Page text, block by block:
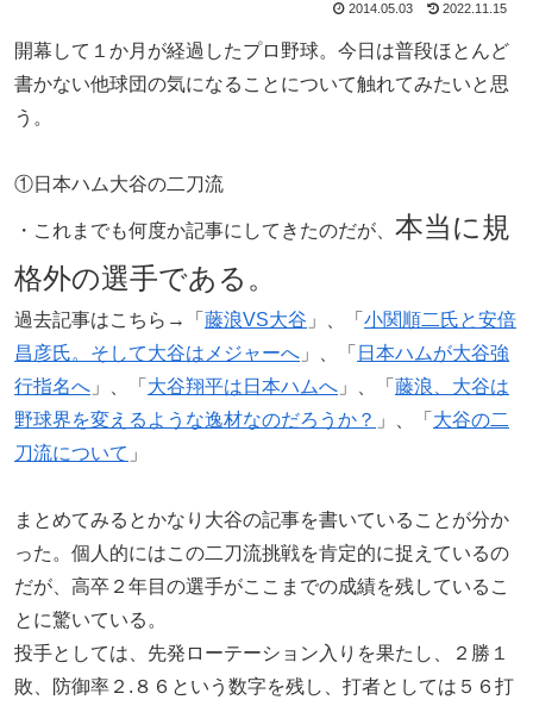
2014.05.03 2022.11.15
開幕して１か月が経過したプロ野球。今日は普段ほとんど
書かない他球団の気になることについて触れてみたいと思
う。
①日本ハム大谷の二刀流
・これまでも何度か記事にしてきたのだが、 本当に規
格外の選手である。
過去記事はこちら→「 藤浪VS大谷 」、「 小関順二氏と安倍
昌彦氏。そして大谷はメジャーへ 」、「 日本ハムが大谷強
行指名へ 」、「 大谷翔平は日本ハムへ 」、「 藤浪、大谷は
野球界を変えるような逸材なのだろうか？ 」、「 大谷の二
刀流について 」
まとめてみるとかなり大谷の記事を書いていることが分か
った。個人的にはこの二刀流挑戦を肯定的に捉えているの
だが、高卒２年目の選手がここまでの成績を残しているこ
とに驚いている。
投手としては、先発ローテーション入りを果たし、２勝１
敗、防御率２.８６という数字を残し、打者としては５６打